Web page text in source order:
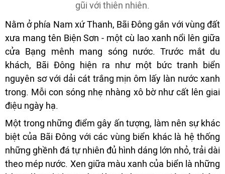
gũi với thiên nhiên.
Nằm ở phía Nam xứ Thanh, Bãi Đông gắn với vùng đất
xưa mang tên Biện Sơn - một cù lao xanh nổi lên giữa
cửa Bạng mênh mang sóng nước. Trước mắt du
khách, Bãi Đông hiện ra như một bức tranh biển
nguyên sơ với dải cát trắng mịn ôm lấy làn nước xanh
trong. Mỗi con sóng nhẹ nhàng xô bờ như cất lên giai
điệu ngày hạ.
Một trong những điểm gây ấn tượng, làm nên sự khác
biệt của Bãi Đông với các vùng biển khác là hệ thống
những ghềnh đá tự nhiên đủ hình dáng lớn nhỏ, trải dài
theo mép nước. Xen giữa màu xanh của biển là những